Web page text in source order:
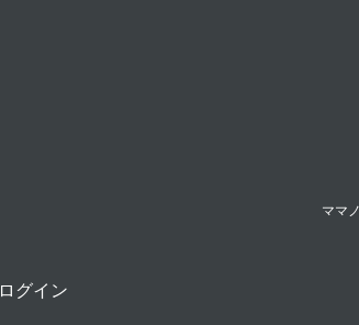
ママ
ログイン